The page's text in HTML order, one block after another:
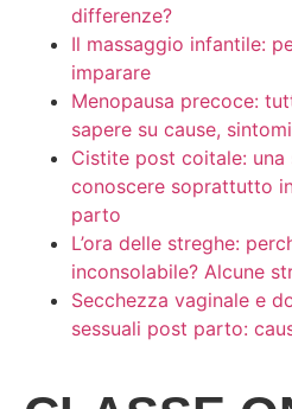
differenze?
Il massaggio infantile:
imparare
Menopausa precoce:
sapere su cause,
Cistite post coitale: una
conoscere soprattutto
parto
L’ora delle streghe:
inconsolabile? Alcune
Secchezza vaginale e
sessuali post parto: